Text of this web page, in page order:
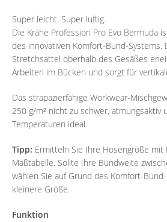
Super leicht. Super luftig.
Die Krähe Profession Pro Evo Bermuda
des innovativen Komfort-Bund-Systems.
Stretchsattel oberhalb des Gesäßes
Arbeiten im Bücken und sorgt für
Das strapazierfähige Workwear-
250 g/m² nicht zu schwer, atmungsaktiv
Temperaturen ideal.
Tipp: Ermitteln Sie Ihre Hosengröße mit
Maßtabelle. Sollte Ihre Bundweite
wählen Sie auf Grund des Komfort-
kleinere Größe.
Funktion